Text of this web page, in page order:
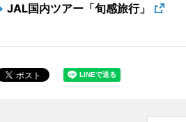
JAL国内ツアー「旬感旅行」